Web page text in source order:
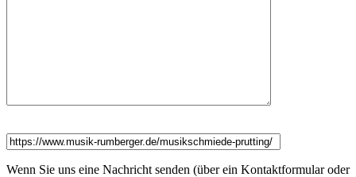
Wenn Sie uns eine Nachricht senden (über ein Kontaktformular oder